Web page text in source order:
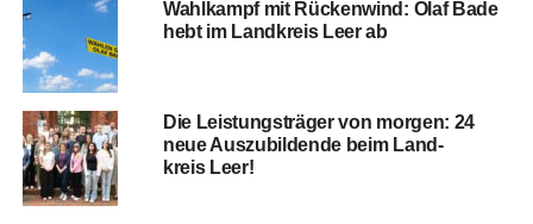
Wahl­kampf mit Rücken­wind: Olaf Bade
hebt im Land­kreis Leer ab
Die Leis­tungs­trä­ger von mor­gen: 24
neue Aus­zu­bil­den­de beim Land­
kreis Leer!